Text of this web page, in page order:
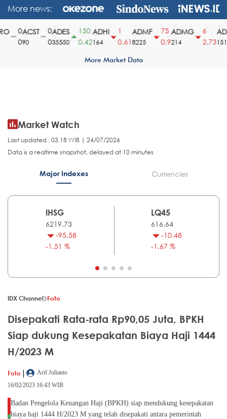
More news:
ACST
90
ADES
35550
150
0.42
ADHI
164
0.61
ADMF
8225
75
0.9
ADMG
214
2.731510
More Market Data
Market Watch
Last updated : 03.18 WIB | 24/07/2026
Data is a realtime snapshot, delayed at 10 minutes
Major Indexes Currencies
IHSG
6219.73
-95.58
-1.51 %
LQ45
616.64
-10.48
-1.67 %
IDX Channel Foto
Disepakati Rata-rata Rp90,05 Juta, BPKH
Siap dukung Kesepakatan Biaya Haji 1444
H/2023 M
Foto |
Arif Julianto
16/02/2023 16:43 WIB
Badan Pengelola Keuangan Haji (BPKH) siap mendukung kesepakatan
biaya haji 1444 H/2023 M yang telah disepakati antara pemerintah